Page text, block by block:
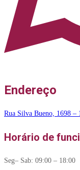
Endereço
Rua Silva Bueno, 1698 –
Horário de
Seg– Sab: 09:00 – 18:00